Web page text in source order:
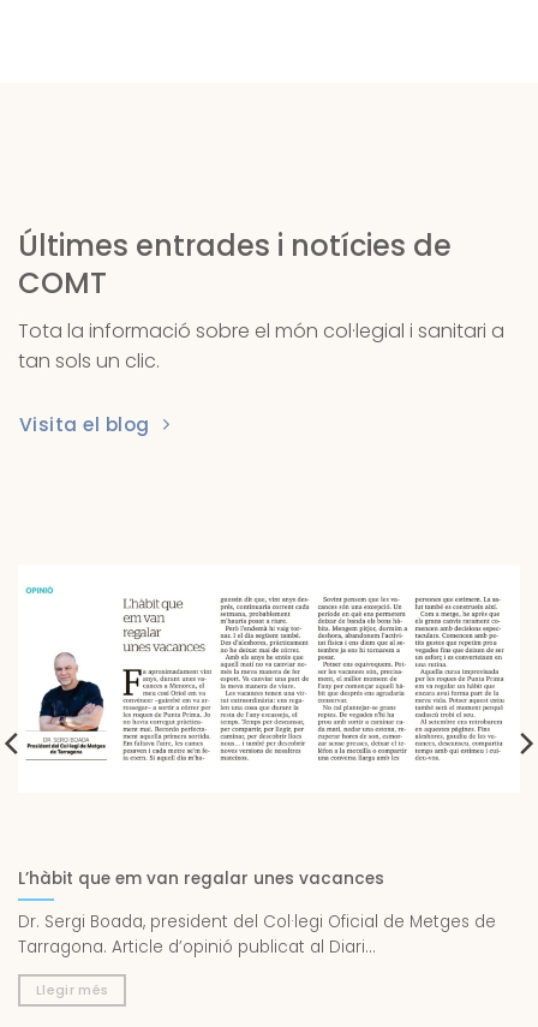
Últimes entrades i notícies de
COMT
Tota la informació sobre el món col·legial i sanitari a
tan sols un clic.
Visita el blog
L’hàbit que em van regalar unes vacances
Dr. Sergi Boada, president del Col·legi Oficial de Metges de
Tarragona. Article d’opinió publicat al Diari...
Llegir més